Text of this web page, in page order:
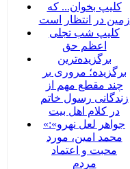
کلیپ بخوان... که
زمین در انتظار است
کلیپ شب تجلی
اعظم حق
برگزیده‌ترین
برگزیده؛ مروری بر
چند مقطع مهم از
زندگانی رسول خاتم
در کلام اهل بیت
«جواهر لعل نهرو»:
محمد امین، مورد
محبت و اعتماد
مردم